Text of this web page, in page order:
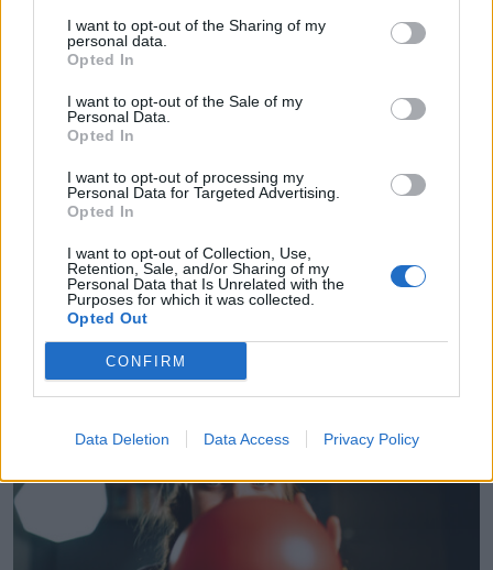
I want to opt-out of the Sharing of my
personal data.
Opted In
I want to opt-out of the Sale of my
Personal Data.
Opted In
I want to opt-out of processing my
Personal Data for Targeted Advertising.
Opted In
I want to opt-out of Collection, Use,
Retention, Sale, and/or Sharing of my
Personal Data that Is Unrelated with the
Purposes for which it was collected.
Opted Out
CONFIRM
Data Deletion Data Access Privacy Policy
Rotaļu idejas uz grīdas zīdaiņa attīstībai